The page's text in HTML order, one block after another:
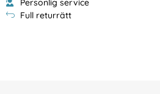
Personlig service
Full returrätt